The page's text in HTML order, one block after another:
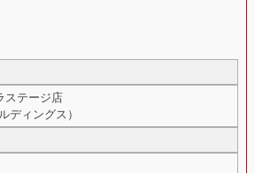
ステージ店
ディングス）